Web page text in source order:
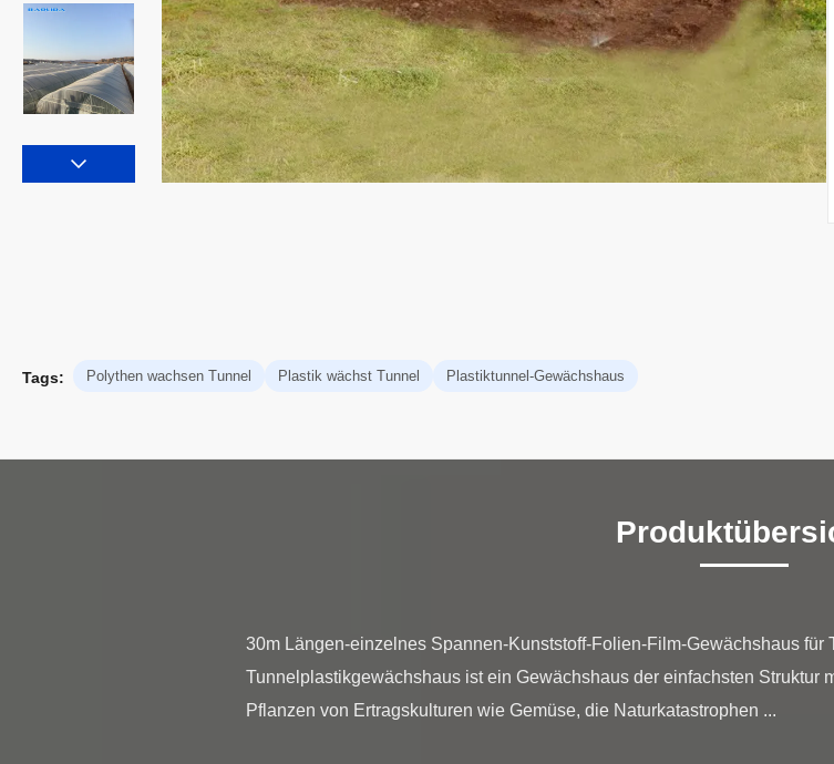
Tags: Polythen wachsen Tunnel Plastik wächst Tunnel Plastiktunnel-Gewächshaus
30m Längen-einzelnes Spannen-Kunststoff-Folien-Film-Gewächshaus für
Tunnelplastikgewächshaus ist ein Gewächshaus der einfachsten Struktur